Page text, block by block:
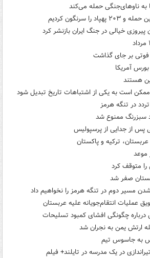
پیروزی خیالی در جنگ ایران بازنشر کرد
آمریکا
هستند
است به یکی از اشتباهات تاریخ تبدیل شود
در تنگه هرمز
سبزرنگ ممنوع شد
پس از جدایی از پرسپولیس
ترکیه و پاکستان
را متوقف کرد
صفر شد
مسیر دوم در تنگه هرمز را نخواهیم داد
عملیات انتقام‌جویانه علیه عربستان
درباره چگونگی افشای کمبود تسلیحات
ارتش یمن به نجران شد
به جاسوس تیم